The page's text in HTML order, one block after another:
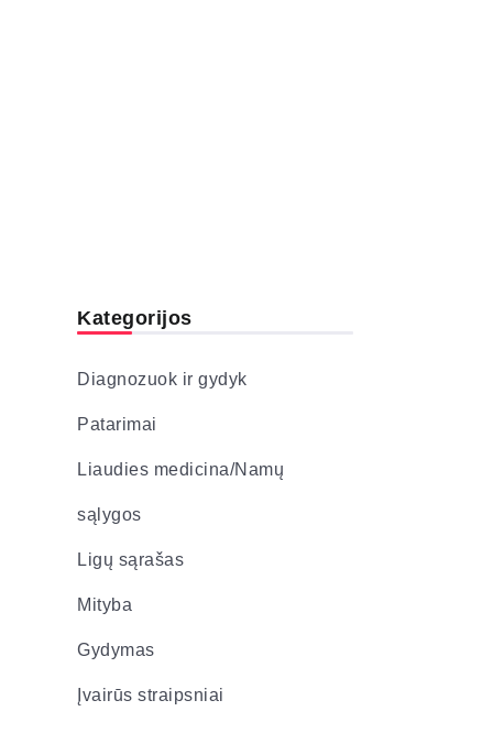
Kategorijos
Diagnozuok ir gydyk
Patarimai
Liaudies medicina/Namų
sąlygos
Ligų sąrašas
Mityba
Gydymas
Įvairūs straipsniai